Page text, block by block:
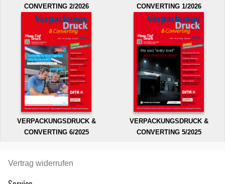
CONVERTING 2/2026
CONVERTING 1/2026
VERPACKUNGSDRUCK &
CONVERTING 6/2025
VERPACKUNGSDRUCK &
CONVERTING 5/2025
Vertrag widerrufen